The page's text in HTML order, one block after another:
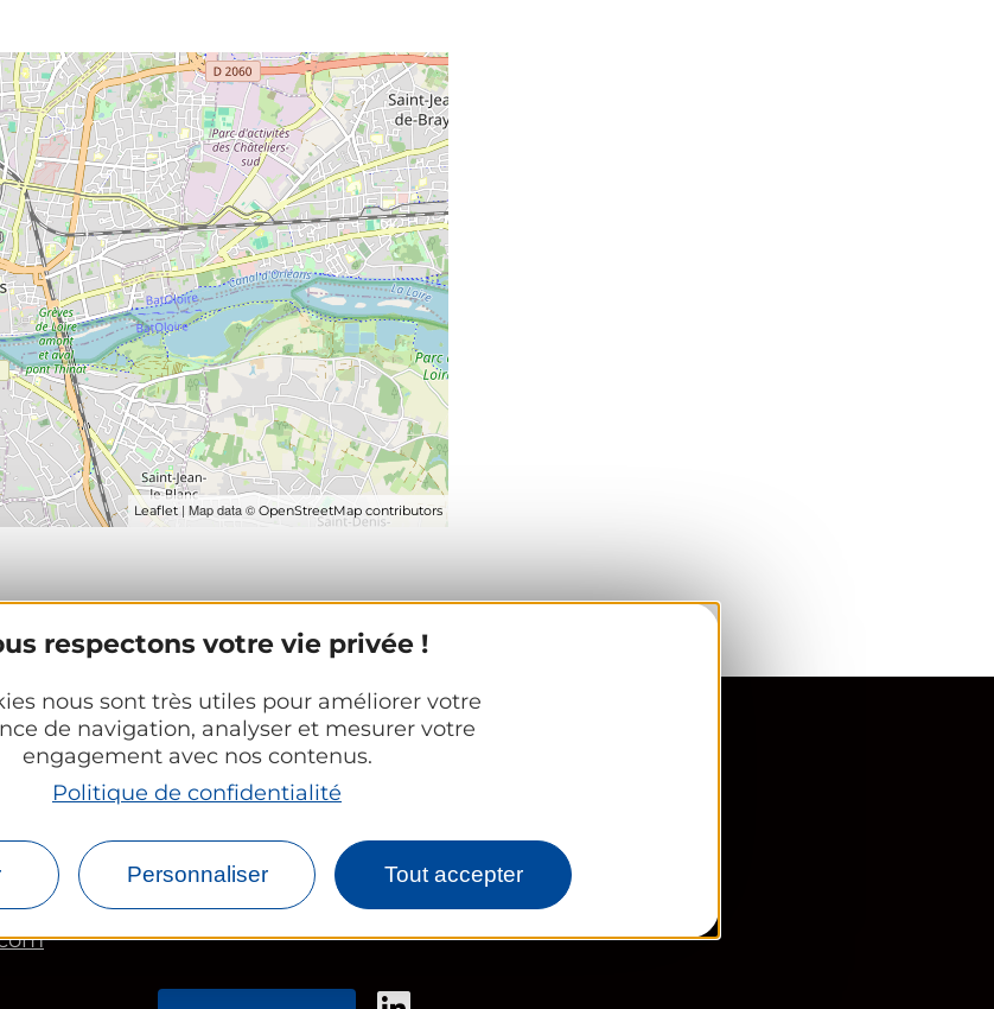
respectons votre vie privée !
nous sont très utiles pour améliorer votre
de navigation, analyser et mesurer votre
engagement avec nos contenus.
Politique de confidentialité
Personnaliser Tout accepter
Leaflet | Map data © OpenStreetMap contributors
Métropole
Espace Partenaires
Office Tourisme
CE et groupes